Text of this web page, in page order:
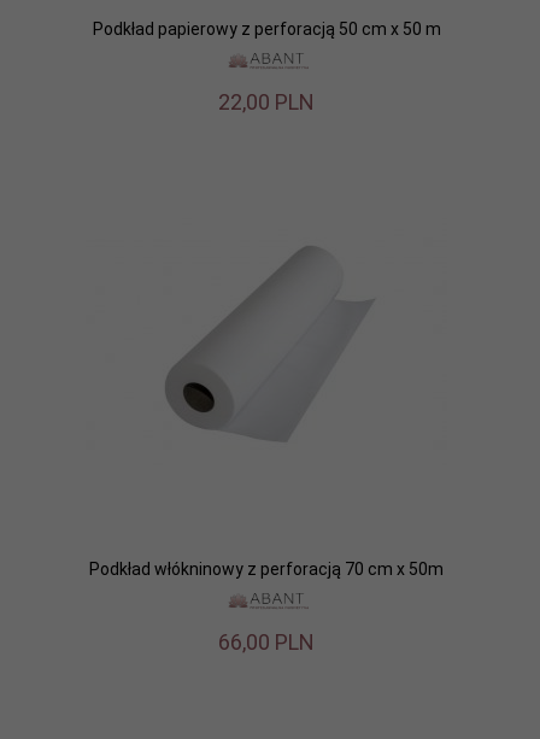
Podkład papierowy z perforacją 50 cm x 50 m
22,00 PLN
Podkład włókninowy z perforacją 70 cm x 50m
66,00 PLN